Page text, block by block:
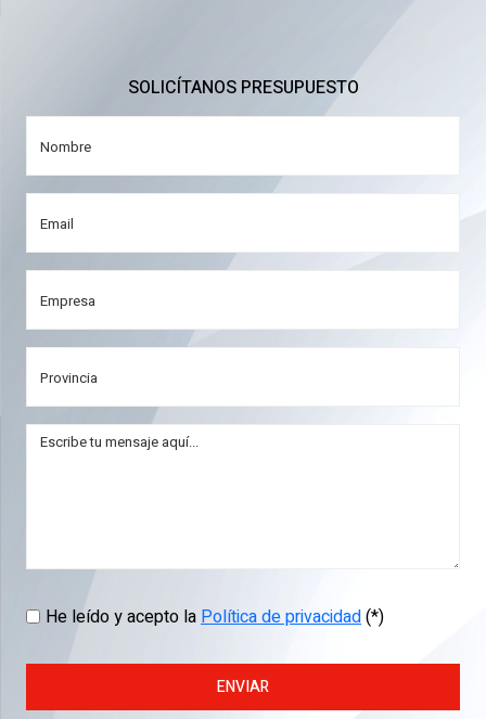
SOLICÍTANOS PRESUPUESTO
He leído y acepto laPolítica de privacidad(*)
ENVIAR